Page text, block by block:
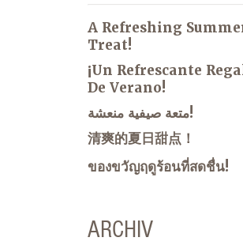
A Refreshing
Treat!
¡Un Refrescante
De Verano!
متعة صيفية منعشة!
清爽的夏日甜点！
ของขวัญฤดูร้อนที่สดชื่น!
ARCHIV